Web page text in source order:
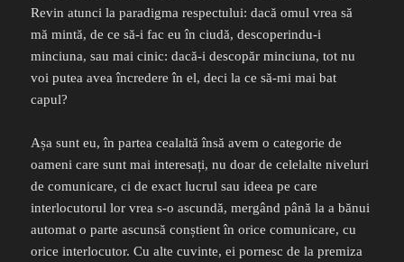
Revin atunci la paradigma respectului: dacă omul vrea să
mă mintă, de ce să-i fac eu în ciudă, descoperindu-i
minciuna, sau mai cinic: dacă-i descopăr minciuna, tot nu
voi putea avea încredere în el, deci la ce să-mi mai bat
capul?
Așa sunt eu, în partea cealaltă însă avem o categorie de
oameni care sunt mai interesați, nu doar de celelalte niveluri
de comunicare, ci de exact lucrul sau ideea pe care
interlocutorul lor vrea s-o ascundă, mergând până la a bănui
automat o parte ascunsă conștient în orice comunicare, cu
orice interlocutor. Cu alte cuvinte, ei pornesc de la premiza